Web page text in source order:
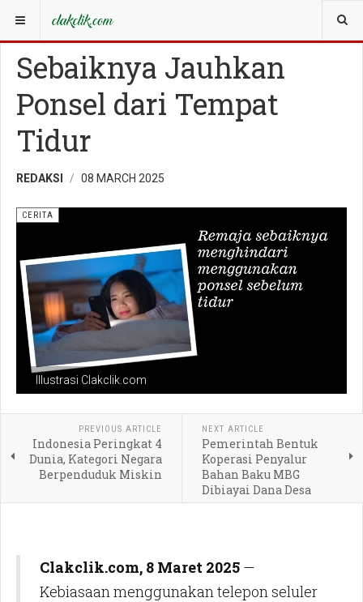
YOU ARE HERE: CERITA
Sebaiknya Jauhkan
Ponsel dari Tempat
Tidur
REDAKSI 08 MARCH 2025
Illustrasi Clakclik.com
CERITA
PREVIOUS ARTICLE
Indonesia Peringkat 4
Dunia, Kategori Negara
Berpenduduk Miskin
NEXT ARTICLE
Pemerintah Bentuk
Koperasi Penyalur
Bahan Baku MBG
Dibiayai Dana Desa
Clakclik.com, 8 Maret 2025 —
Kebiasaan menggunakan telepon seluler